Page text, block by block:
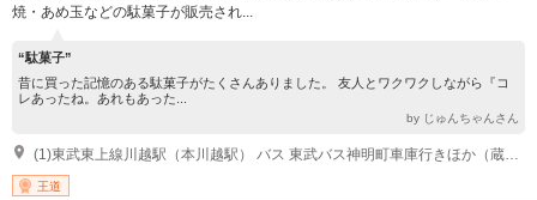
焼・あめ玉などの駄菓子が販売され...
“駄菓子”
昔に買った記憶のある駄菓子がたくさんありました。 友人とワクワクしながら『コ
レあったね。あれもあった...
by じゅんちゃんさん
王道